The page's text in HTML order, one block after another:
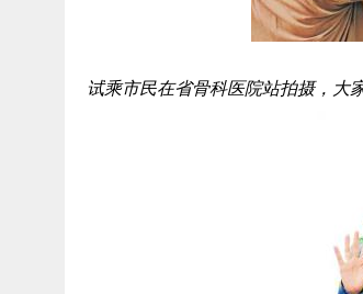
试乘市民在省骨科医院站拍摄，大